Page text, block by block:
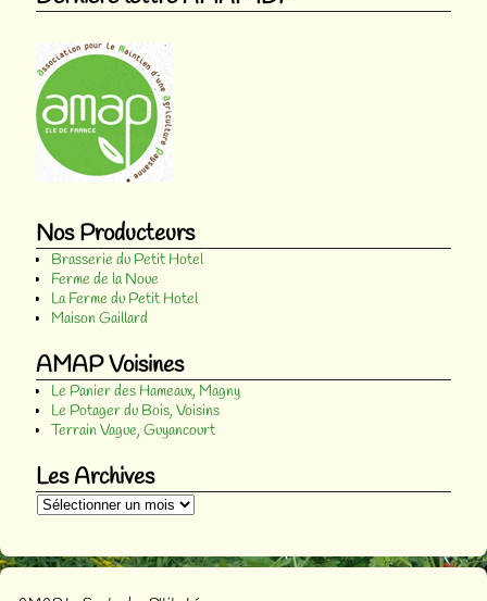
Nos Producteurs
Brasserie du Petit Hotel
Ferme de la Noue
La Ferme du Petit Hotel
Maison Gaillard
AMAP Voisines
Le Panier des Hameaux, Magny
Le Potager du Bois, Voisins
Terrain Vague, Guyancourt
Les Archives